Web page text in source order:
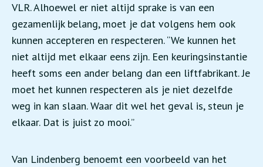
VLR. Alhoewel er niet altijd sprake is van een
gezamenlijk belang, moet je dat volgens hem ook
kunnen accepteren en respecteren. “We kunnen het
niet altijd met elkaar eens zijn. Een keuringsinstantie
heeft soms een ander belang dan een liftfabrikant. Je
moet het kunnen respecteren als je niet dezelfde
weg in kan slaan. Waar dit wel het geval is, steun je
elkaar. Dat is juist zo mooi.”
Van Lindenberg benoemt een voorbeeld van het